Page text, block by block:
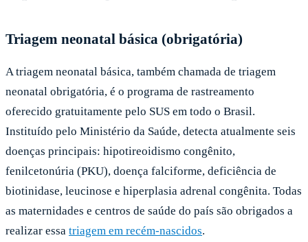
Triagem neonatal básica (obrigatória)
A triagem neonatal básica, também chamada de triagem
neonatal obrigatória, é o programa de rastreamento
oferecido gratuitamente pelo SUS em todo o Brasil.
Instituído pelo Ministério da Saúde, detecta atualmente seis
doenças principais: hipotireoidismo congênito,
fenilcetonúria (PKU), doença falciforme, deficiência de
biotinidase, leucinose e hiperplasia adrenal congênita. Todas
as maternidades e centros de saúde do país são obrigados a
realizar essa triagem em recém-nascidos.